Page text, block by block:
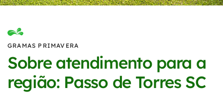
GRAMAS PRIMAVERA
Sobre atendimento para a
região: Passo de Torres SC